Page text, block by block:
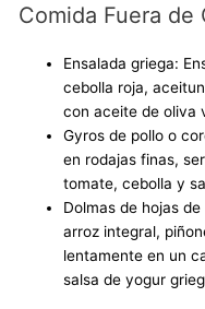
Comida Fuera de
Ensalada griega:
cebolla roja,
con aceite de oliva
Gyros de pollo o
en rodajas finas,
tomate, cebolla y
Dolmas de hojas
arroz integral,
lentamente en un
salsa de yogur